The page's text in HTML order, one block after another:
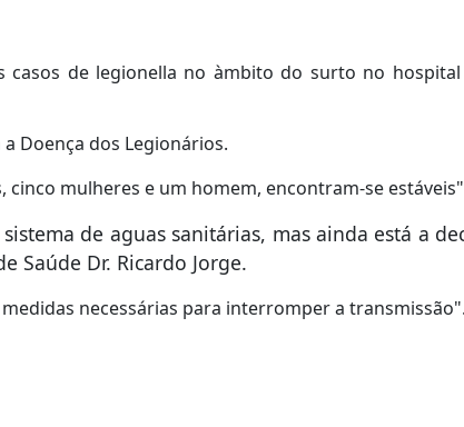
casos de legionella no àmbito do surto no hospital
Doença dos Legionários.
cinco mulheres e um homem, encontram-se
de aguas sanitárias, mas ainda está a
Saúde Dr. Ricardo Jorge.
necessárias para interromper a transmissão".